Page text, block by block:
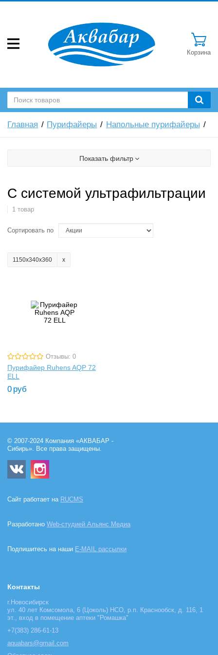
Корзина
Главная Пурифайеры Напольные пурифайеры
Показать фильтр
С системой ультрафильтрации
1 товар
Сортировать по
1150х340х360
Отзывы: 0
Пурифайер Ruhens AQP 72
ELL
0 руб
© 2007-2024 Компания «АКВАБАР -
Сибирь». Все права защищены.
Сайт работает на RUCMS
Разработано Web-студией Альянс Медиа
Подпишитесь на наши E-MAIL рассылки
Контакты
г.Новосибирск
ул. 40 лет Комсомола, 6 (Цоколь) НСО, р.п. Краснообск, д. 116, 1
эт., вход в помещение аптеки "Ромашка"
+7(383) 286-61-13
aquabars@gmail.com